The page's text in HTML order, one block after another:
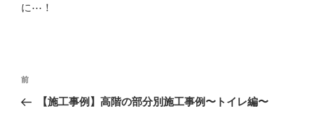
に⋯！
投
過
去
前
【施工事例】高階の部分別施工事例〜トイレ編〜